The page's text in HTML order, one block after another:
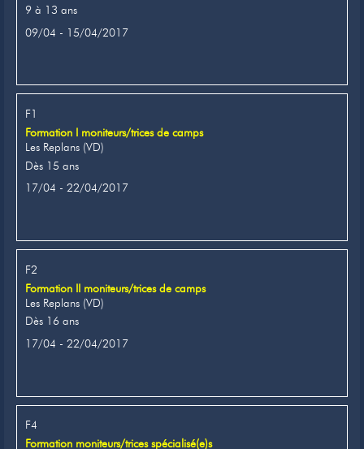
9 à 13 ans
09/04 - 15/04/2017
F1
Formation I moniteurs/trices de camps
Les Replans (VD)
Dès 15 ans
17/04 - 22/04/2017
F2
Formation II moniteurs/trices de camps
Les Replans (VD)
Dès 16 ans
17/04 - 22/04/2017
F4
Formation moniteurs/trices spécialisé(e)s